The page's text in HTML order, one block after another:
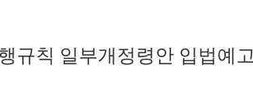
규칙 일부개정령안 입법예고